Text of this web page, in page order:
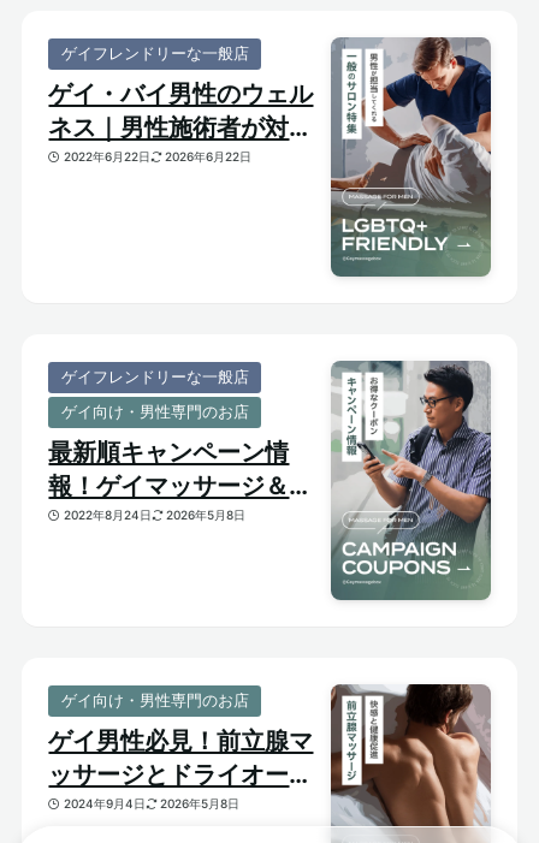
ゲイフレンドリーな一般店
ゲイ・バイ男性のウェル
ネス｜男性施術者が対応
してくれるゲイフレンド
2022年6月22日 2026年6月22日
ゲイフレンドリーな一般店
ゲイ向け・男性専門のお店
最新順キャンペーン情
報！ゲイマッサージ＆メ
ンズ向けサロンのお得割
2022年8月24日 2026年5月8日
ゲイ向け・男性専門のお店
ゲイ男性必見！前立腺マ
ッサージとドライオーガ
ズム【はじめての前立腺
2024年9月4日 2026年5月8日